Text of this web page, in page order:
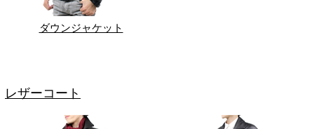
ダウンジャケット
レザーコート